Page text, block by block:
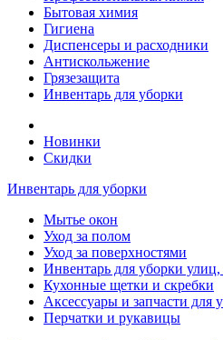
Бытовая химия
Гигиена
Диспенсеры и расходники
Антискольжение
Грязезащита
Инвентарь для уборки
Новинки
Скидки
Инвентарь для уборки
Мытье окон
Уход за полом
Уход за поверхностями
Инвентарь для уборки улиц,
Кухонные щетки и скребки
Аксессуары и запчасти для
Перчатки и рукавицы